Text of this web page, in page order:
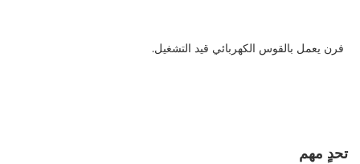
فرن يعمل بالقوس الكهربائي قيد التشغيل.
تحدٍ مهم